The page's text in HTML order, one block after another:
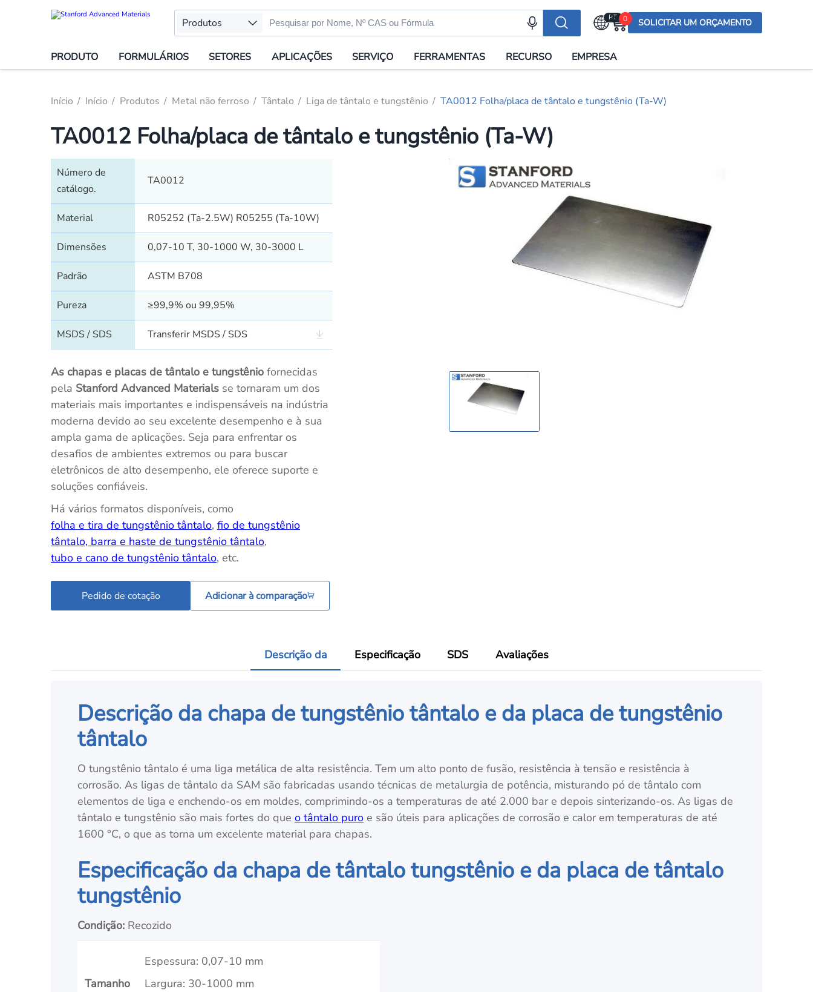
Produtos PT
English (US)
Española
日本語
Русский
한국어
Português
العربية
Nederland
0 SOLICITAR UM ORÇAMENTO
PRODUTO FORMULÁRIOS SETORES APLICAÇÕES SERVIÇO FERRAMENTAS RECURSO EMPRESA
Início Início Produtos Metal não ferroso Tântalo Liga de tântalo e tungstênio TA0012 Folha/placa de tântalo e tungstênio (Ta-W)
TA0012 Folha/placa de tântalo e tungstênio (Ta-W)
Número de
catálogo.
TA0012
Material R05252 (Ta-2.5W) R05255 (Ta-10W)
Dimensões 0,07-10 T, 30-1000 W, 30-3000 L
Padrão ASTM B708
Pureza ≥99,9% ou 99,95%
MSDS / SDS Transferir MSDS / SDS
As chapas e placas de tântalo e tungstêniofornecidas
pela Stanford Advanced Materials se tornaram um dos
materiais mais importantes e indispensáveis na indústria
moderna devido ao seu excelente desempenho e à sua
ampla gama de aplicações. Seja para enfrentar os
desafios de ambientes extremos ou para buscar
eletrônicos de alto desempenho, ele oferece suporte e
soluções confiáveis.
Há vários formatos disponíveis, como
folha e tira de tungstênio tântalo, fio de tungstênio
tântalo, barra e haste de tungstênio tântalo,
tubo e cano de tungstênio tântalo, etc.
Pedido de cotação Adicionar à comparação
Descrição da Especificação SDS Avaliações
Descrição da chapa de tungstênio tântalo e da placa de tungstênio
tântalo
O tungstênio tântalo é uma liga metálica de alta resistência. Tem um alto ponto de fusão, resistência à tensão e resistência à
corrosão. As ligas de tântalo da SAM são fabricadas usando técnicas de metalurgia de potência, misturando pó de tântalo com
elementos de liga e enchendo-os em moldes, comprimindo-os a temperaturas de até 2.000 bar e depois sinterizando-os. As ligas de
tântalo e tungstênio são mais fortes do queo tântalo puro e são úteis para aplicações de corrosão e calor em temperaturas de até
1600 °C, o que as torna um excelente material para chapas.
Especificação da chapa de tântalo tungstênio e da placa de tântalo
tungstênio
Condição: Recozido
Tamanho
Espessura: 0,07-10 mm
Largura: 30-1000 mm